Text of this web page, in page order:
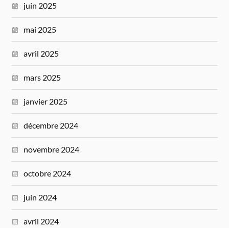
juin 2025
mai 2025
avril 2025
mars 2025
janvier 2025
décembre 2024
novembre 2024
octobre 2024
juin 2024
avril 2024